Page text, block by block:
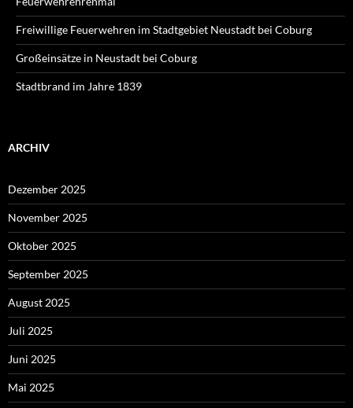
Freiwillige Feuerwehren im Stadtgebiet Neustadt bei Coburg
Großeinsätze in Neustadt bei Coburg
Stadtbrand im Jahre 1839
ARCHIV
Dezember 2025
November 2025
Oktober 2025
September 2025
August 2025
Juli 2025
Juni 2025
Mai 2025